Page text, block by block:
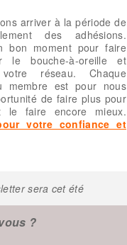
arriver à la période de
des adhésions.
bon moment pour faire
le bouche-à-oreille et
réseau. Chaque
membre est pour nous
de faire plus pour
le faire encore mieux.
votre confiance et
sera cet été
?